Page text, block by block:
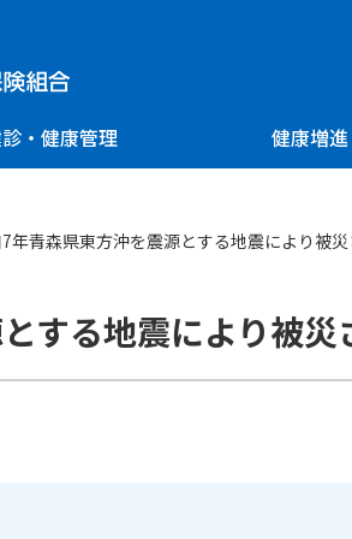
・健康管理 健康増
年青森県東方沖を震源とする地震により被
する地震により被災